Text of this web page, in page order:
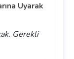
Uyarak
Gerekli